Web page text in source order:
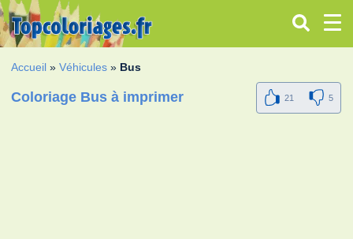
Accueil »Véhicules » Bus
Coloriage Bus à imprimer 21 5